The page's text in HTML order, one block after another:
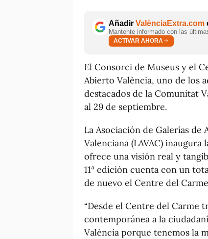
Añadir ValènciaExtra.com
Mantente informado con las
ACTIVAR AHORA
El Consorci de Museus y el
Abierto València, uno de los
destacados de la Comunitat
al 29 de septiembre.
La Asociación de Galerías
Valenciana (LAVAC)
ofrece una visión real y
11ª edición cuenta con un
de nuevo el Centre del
“Desde el Centre del Carme
contemporánea a la
València porque tenemos la